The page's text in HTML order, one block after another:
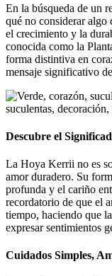
En la búsqueda de un
qué no considerar algo
el crecimiento y la
conocida como la
forma distintiva en
mensaje significativo
Descubre el
La Hoya Kerrii no es
amor duradero. Su
profunda y el cariño
recordatorio de que el
tiempo, haciendo que
expresar sentimientos
Cuidados Simples,